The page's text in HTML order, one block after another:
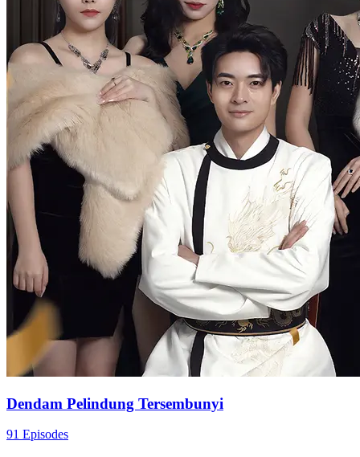
Dendam Pelindung Tersembunyi
91 Episodes